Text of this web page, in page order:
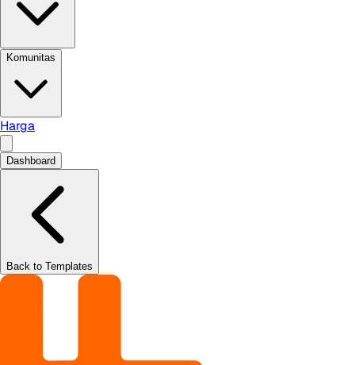
Komunitas
Harga
Dashboard
Back to Templates